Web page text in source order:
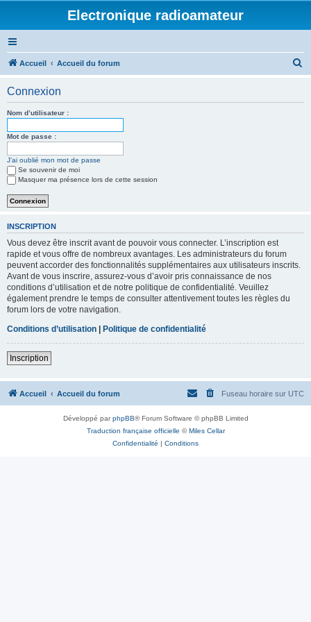
Electronique radioamateur
Accueil Accueil du forum
Connexion
Nom d’utilisateur :
Mot de passe :
J’ai oublié mon mot de passe
Se souvenir de moi
Masquer ma présence lors de cette session
INSCRIPTION
Vous devez être inscrit avant de pouvoir vous connecter. L’inscription est
rapide et vous offre de nombreux avantages. Les administrateurs du forum
peuvent accorder des fonctionnalités supplémentaires aux utilisateurs inscrits.
Avant de vous inscrire, assurez-vous d’avoir pris connaissance de nos
conditions d’utilisation et de notre politique de confidentialité. Veuillez
également prendre le temps de consulter attentivement toutes les règles du
forum lors de votre navigation.
Conditions d’utilisation | Politique de confidentialité
Inscription
Accueil Accueil du forum Fuseau horaire sur UTC
Développé parphpBB® Forum Software © phpBB Limited
Traduction française officielle ©Miles Cellar
Confidentialité | Conditions